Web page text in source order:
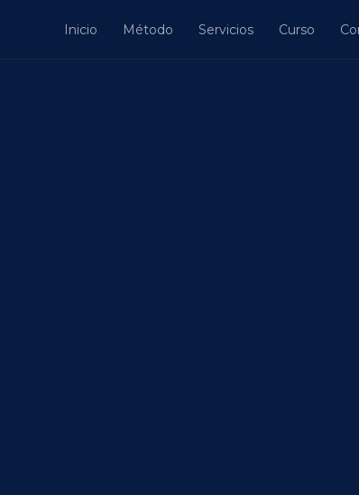
Inicio Método Servicios Curso